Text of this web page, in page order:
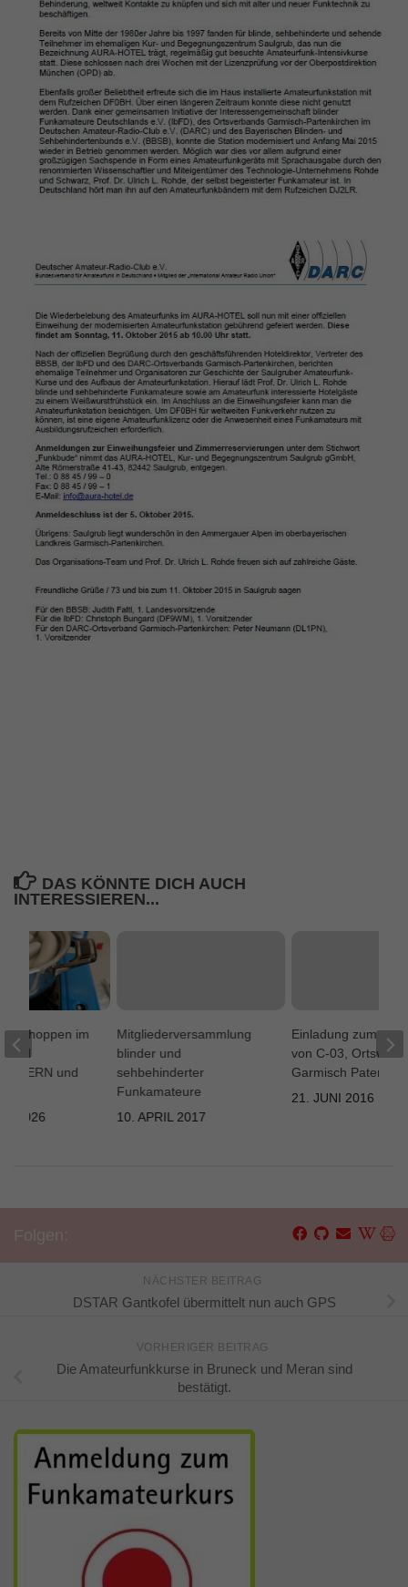
DAS KÖNNTE DICH AUCH
INTERESSIEREN...
Mitgliederversammlung
blinder und
sehbehinderter
Funkamateure
10. APRIL 2017
Einladung zum
von C-03,
Garmisch
21. JUNI 2016
im
und
& CERN und
2026
NÄCHSTER BEITRAG
DSTAR Gantkofel übermittelt nun auch GPS
VORHERIGER BEITRAG
Die Amateurfunkkurse in Bruneck und Meran sind
bestätigt.